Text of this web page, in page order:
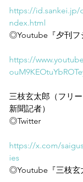
https://
ndex.html
◎Youtube『夕刊フ
https://
三枝玄太郎（フリ
新聞記者）
◎Twitter
https://x.com/
ies
◎Youtube『三枝玄